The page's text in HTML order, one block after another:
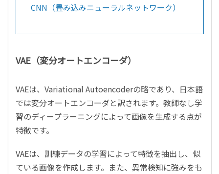
CNN（畳み込みニューラルネットワーク）
VAE（変分オートエンコーダ）
VAEは、Variational Autoencoderの略であり、日本語
では変分オートエンコーダと訳されます。教師なし学
習のディープラーニングによって画像を生成する点が
特徴です。
VAEは、訓練データの学習によって特徴を抽出し、似
ている画像を作成します。また、異常検知に強みをも